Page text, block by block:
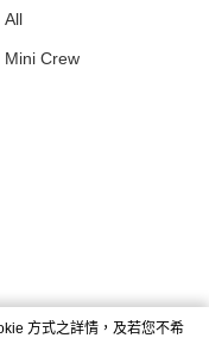
All
Mini Crew
方式之詳情，及若您不希